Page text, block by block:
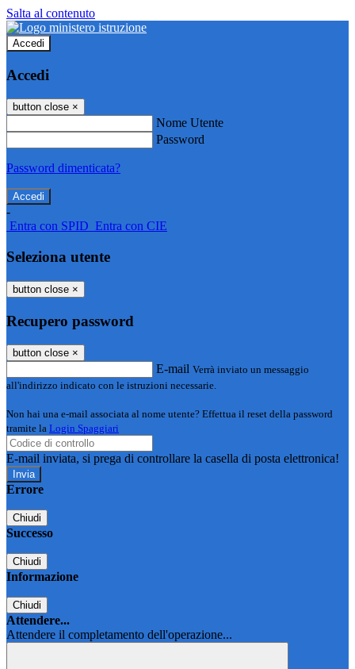
Salta al contenuto
Accedi
Accedi
button close ×
Nome Utente
Password
Password dimenticata?
-
Entra con SPID Entra con CIE
Seleziona utente
button close ×
Recupero password
button close ×
E-mail Verrà inviato un messaggio
all'indirizzo indicato con le istruzioni necessarie.
Non hai una e-mail associata al nome utente? Effettua il reset della password
tramite la Login Spaggiari
E-mail inviata, si prega di controllare la casella di posta elettronica!
Errore
Chiudi
Successo
Chiudi
Informazione
Chiudi
Attendere...
Attendere il completamento dell'operazione...